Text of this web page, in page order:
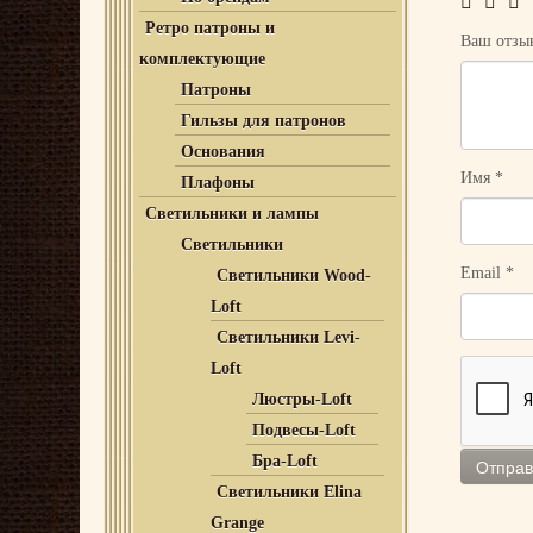
Ретро патроны и
комплектующие
Патроны
Гильзы для патронов
Основания
Плафоны
Светильники и лампы
Светильники
Светильники Wood-
Loft
Светильники Levi-
Loft
Люстры-Loft
Подвесы-Loft
Бра-Loft
Светильники Elina
Grange
Ваш
Имя *
Email *